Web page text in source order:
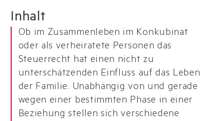
Inhalt
Ob im Zusammenleben im Konkubinat
oder als verheiratete Personen das
Steuerrecht hat einen nicht zu
unterschätzenden Einfluss auf das Leben
der Familie. Unabhängig von und gerade
wegen einer bestimmten Phase in einer
Beziehung stellen sich verschiedene